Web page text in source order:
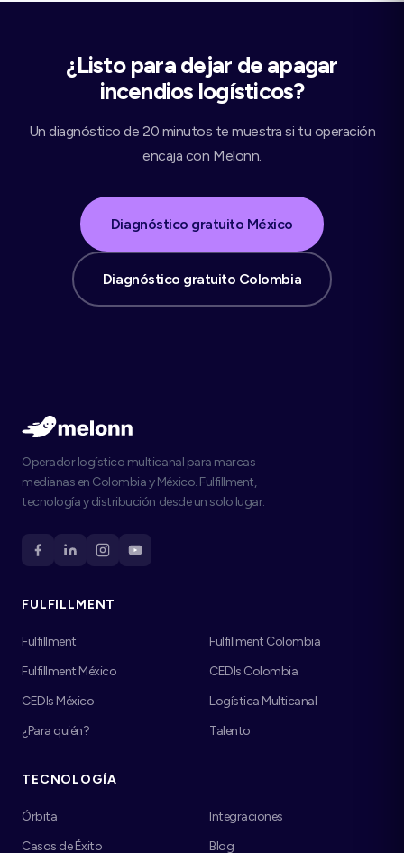
¿Listo para dejar de apagar
incendios logísticos?
Un diagnóstico de 20 minutos te muestra si tu operación
encaja con Melonn.
Diagnóstico gratuito México
Diagnóstico gratuito Colombia
Operador logístico multicanal para marcas
medianas en Colombia y México. Fulfillment,
tecnología y distribución desde un solo lugar.
FULFILLMENT
Fulfillment
Fulfillment Colombia
Fulfillment México
CEDIs Colombia
CEDIs México
Logística Multicanal
¿Para quién?
Talento
TECNOLOGÍA
Órbita
Integraciones
Casos de Éxito
Blog